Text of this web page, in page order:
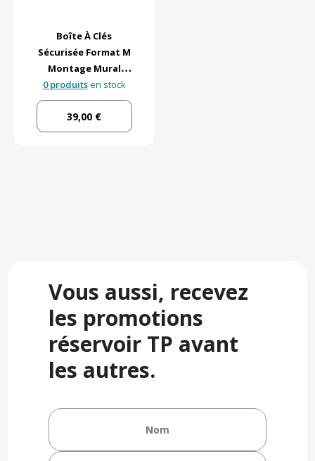
Boîte À Clés
Sécurisée Format M
Montage Mural
Master Lock
0 produitsen stock
39,00 €
Vous aussi, recevez
les promotions
réservoir TP avant
les autres.